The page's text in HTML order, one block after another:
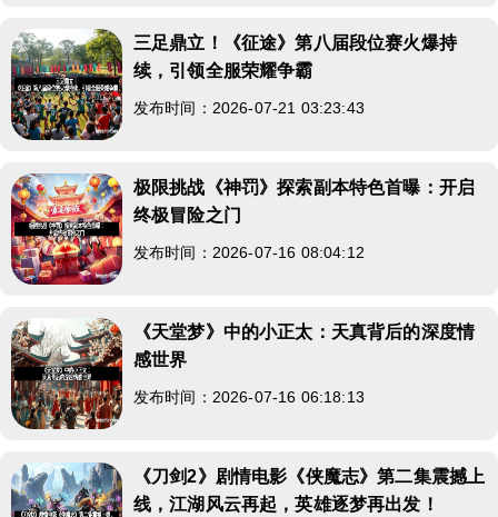
三足鼎立！《征途》第八届段位赛火爆持
续，引领全服荣耀争霸
发布时间：2026-07-21 03:23:43
极限挑战《神罚》探索副本特色首曝：开启
终极冒险之门
发布时间：2026-07-16 08:04:12
《天堂梦》中的小正太：天真背后的深度情
感世界
发布时间：2026-07-16 06:18:13
《刀剑2》剧情电影《侠魔志》第二集震撼上
线，江湖风云再起，英雄逐梦再出发！